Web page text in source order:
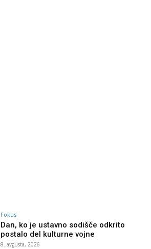
Fokus
Dan, ko je ustavno sodišče odkrito
postalo del kulturne vojne
8. avgusta, 2026